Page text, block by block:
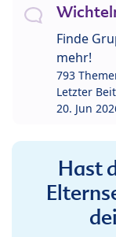
Finde
mehr!
793
Letzter
20. Jun
Hast